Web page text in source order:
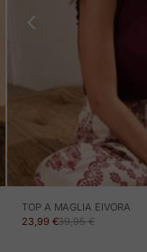
TOP A MAGLIA EIVORA
PREZZO IN OFFERTA
23,99 €PREZZO NORMALE
39,95 €